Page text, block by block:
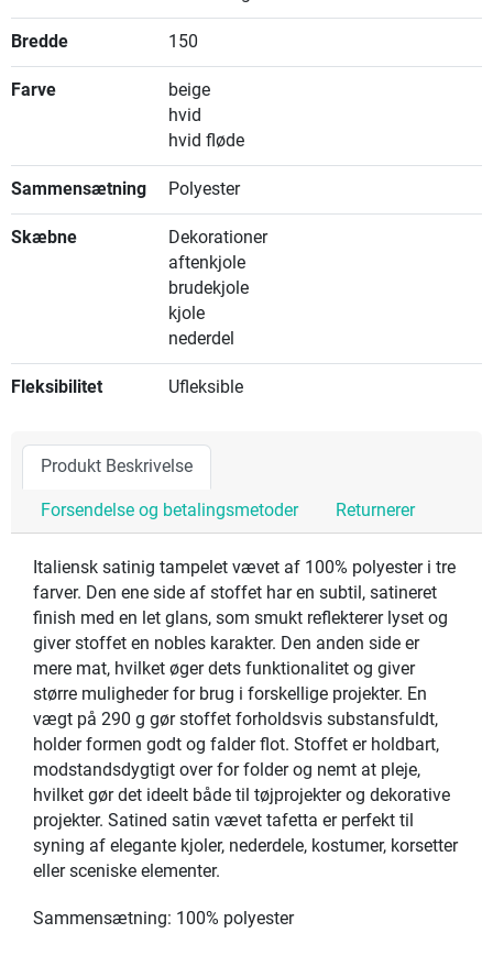
Bredde 150
Farve
beige
hvid
hvid fløde
Sammensætning Polyester
Skæbne
Dekorationer
aftenkjole
brudekjole
kjole
nederdel
Fleksibilitet Ufleksible
Produkt Beskrivelse
Forsendelse og betalingsmetoder Returnerer
Italiensk satinig tampelet vævet af 100% polyester i tre
farver. Den ene side af stoffet har en subtil, satineret
finish med en let glans, som smukt reflekterer lyset og
giver stoffet en nobles karakter. Den anden side er
mere mat, hvilket øger dets funktionalitet og giver
større muligheder for brug i forskellige projekter. En
vægt på 290 g gør stoffet forholdsvis substansfuldt,
holder formen godt og falder flot. Stoffet er holdbart,
modstandsdygtigt over for folder og nemt at pleje,
hvilket gør det ideelt både til tøjprojekter og dekorative
projekter. Satined satin vævet tafetta er perfekt til
syning af elegante kjoler, nederdele, kostumer, korsetter
eller sceniske elementer.
Sammensætning: 100% polyester